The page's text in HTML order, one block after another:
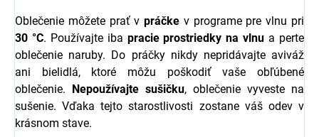
Oblečenie môžete prať vpráčke v programe pre vlnu pri
30 °C. Používajte iba pracie prostriedky na vlnu a perte
oblečenie naruby. Do práčky nikdy nepridávajte aviváž
ani bielidlá, ktoré môžu poškodiť vaše obľúbené
oblečenie. Nepoužívajte sušičku, oblečenie vyveste na
sušenie. Vďaka tejto starostlivosti zostane váš odev v
krásnom stave.